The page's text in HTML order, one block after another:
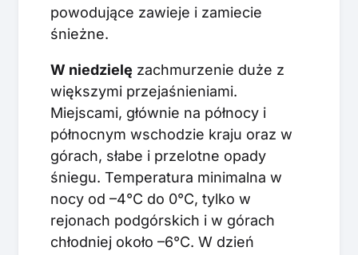
powodujące zawieje i zamiecie
śnieżne.
W niedzielę zachmurzenie duże z
większymi przejaśnieniami.
Miejscami, głównie na północy i
północnym wschodzie kraju oraz w
górach, słabe i przelotne opady
śniegu. Temperatura minimalna w
nocy od –4°C do 0°C, tylko w
rejonach podgórskich i w górach
chłodniej około –6°C. W dzień